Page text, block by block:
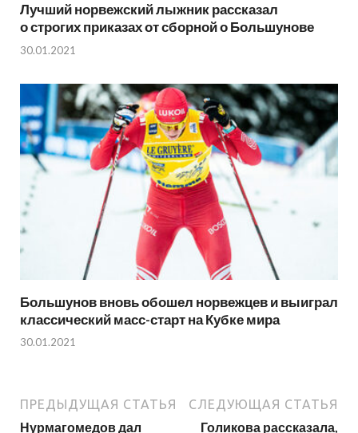
Лучший норвежский лыжник рассказал
о строгих приказах от сборной о Большунове
30.01.2021
Большунов вновь обошел норвежцев и выиграл
классический масс-старт на Кубке мира
30.01.2021
ПРЕДЫДУЩАЯ СТАТЬЯ
Нурмагомедов дал
СЛЕДУЮЩАЯ СТАТЬЯ
Голикова рассказала,